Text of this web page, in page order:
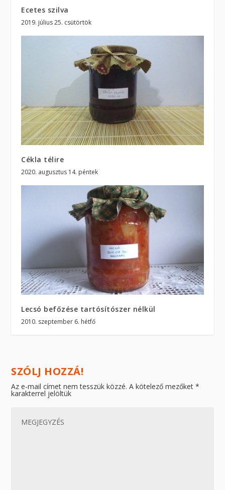
Ecetes szilva
2019. július 25. csütörtök
Cékla télire
2020. augusztus 14. péntek
Lecsó befőzése tartósítószer nélkül
2010. szeptember 6. hétfő
SZÓLJ HOZZÁ!
Az e-mail címet nem tesszük közzé. A kötelező mezőket*
karakterrel jelöltük